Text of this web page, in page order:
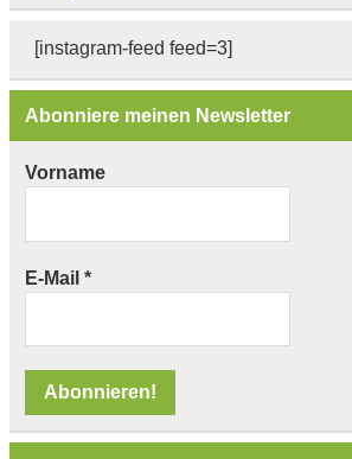
[instagram-feed feed=3]
Abonniere meinen Newsletter
Vorname
E-Mail *